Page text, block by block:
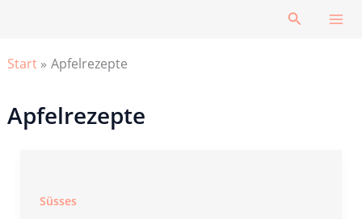
Suchen
Start Apfelrezepte
Apfelrezepte
Süsses